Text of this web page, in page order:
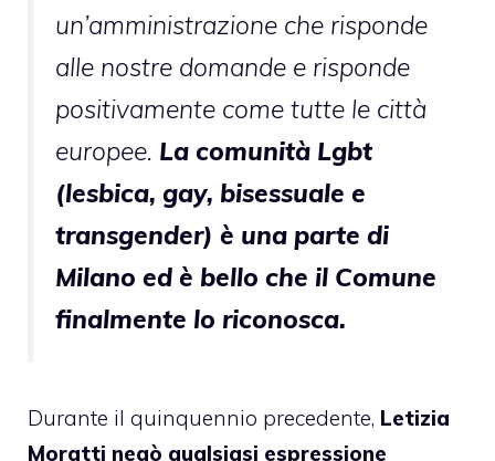
un’amministrazione che risponde
alle nostre domande e risponde
positivamente come tutte le città
europee. La comunità Lgbt
(lesbica, gay, bisessuale e
transgender) è una parte di
Milano ed è bello che il Comune
finalmente lo riconosca.
Durante il quinquennio precedente, Letizia
Moratti negò qualsiasi espressione